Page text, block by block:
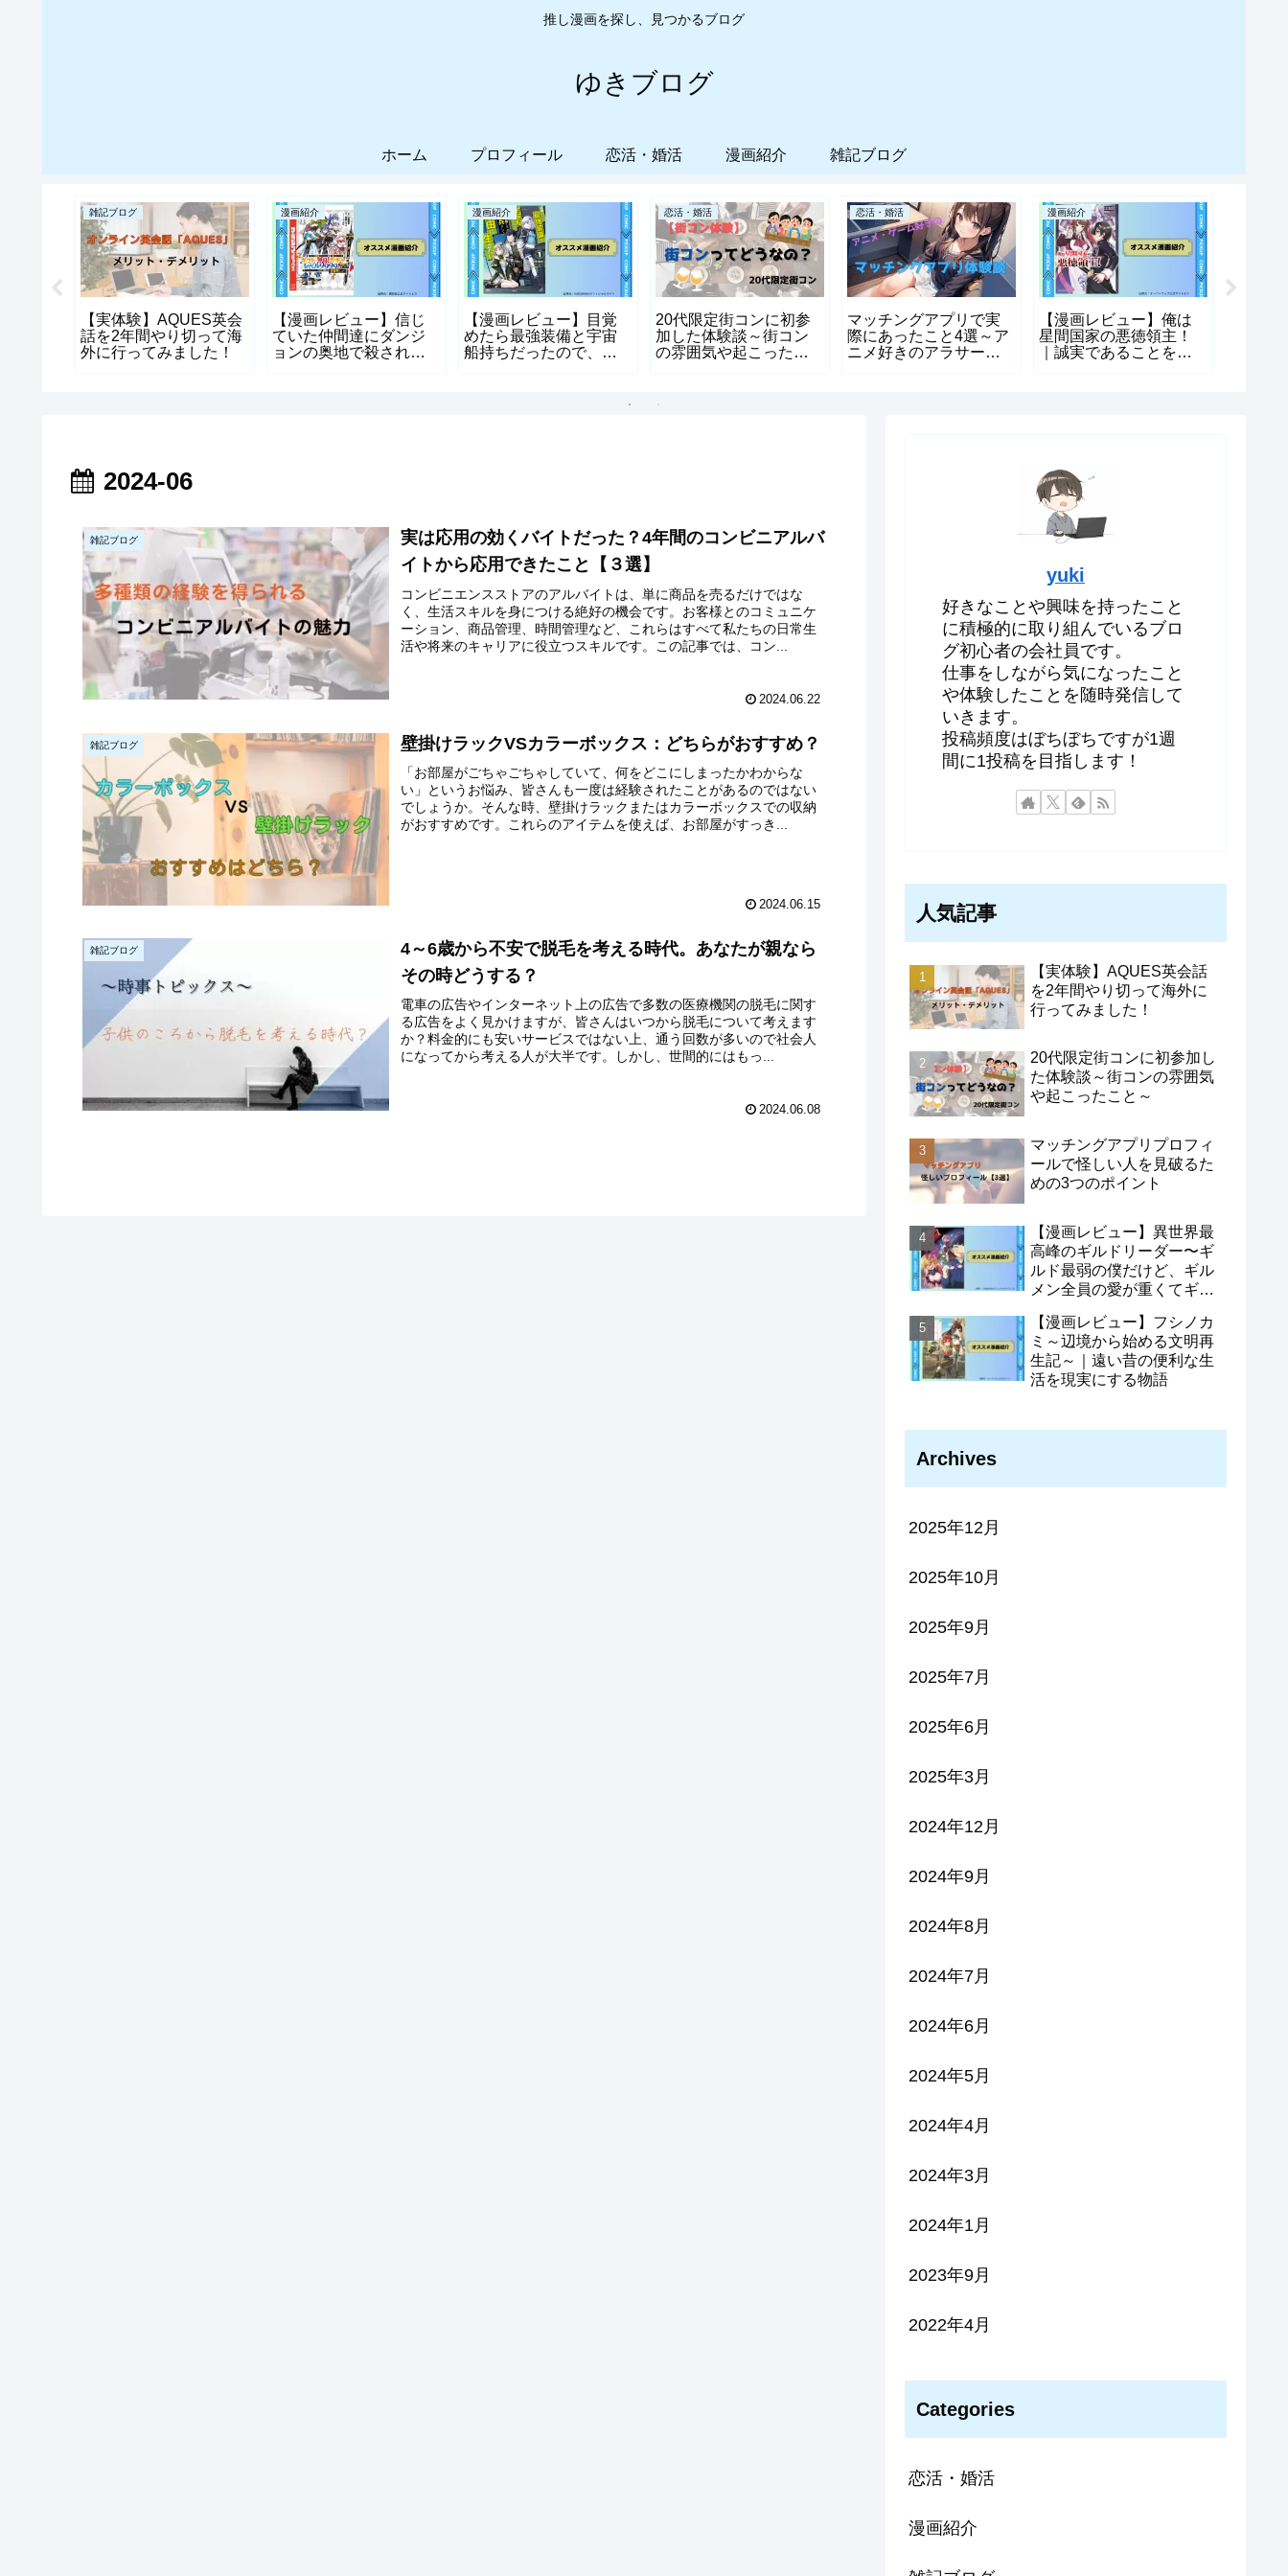
推し漫画を探し、見つかるブログ
ゆきブログ
ホーム プロフィール 恋活・婚活 漫画紹介 雑記ブログ
雑記ブログ
【実体験】AQUES英会
話を2年間やり切って海
外に行ってみました！
漫画紹介
【漫画レビュー】信じ
ていた仲間達にダンジ
ョンの奥地で殺されか
漫画紹介
【漫画レビュー】目覚
めたら最強装備と宇宙
船持ちだったので、一
恋活・婚活
20代限定街コンに初参
加した体験談～街コン
の雰囲気や起こったこ
恋活・婚活
マッチングアプリで実
際にあったこと4選～ア
ニメ好きのアラサー男
漫画紹介
【漫画レビュー】俺は
星間国家の悪徳領主！
｜誠実であることを捨
2024-06
雑記ブログ
実は応用の効くバイトだった？4年間のコンビニアルバ
イトから応用できたこと【３選】
コンビニエンスストアのアルバイトは、単に商品を売るだけではな
く、生活スキルを身につける絶好の機会です。お客様とのコミュニケ
ーション、商品管理、時間管理など、これらはすべて私たちの日常生
活や将来のキャリアに役立つスキルです。この記事では、コン...
2024.06.22
雑記ブログ 壁掛けラックVSカラーボックス：どちらがおすすめ？
「お部屋がごちゃごちゃしていて、何をどこにしまったかわからな
い」というお悩み、皆さんも一度は経験されたことがあるのではない
でしょうか。そんな時、壁掛けラックまたはカラーボックスでの収納
がおすすめです。これらのアイテムを使えば、お部屋がすっき...
2024.06.15
雑記ブログ
4～6歳から不安で脱毛を考える時代。あなたが親なら
その時どうする？
電車の広告やインターネット上の広告で多数の医療機関の脱毛に関す
る広告をよく見かけますが、皆さんはいつから脱毛について考えます
か？料金的にも安いサービスではない上、通う回数が多いので社会人
になってから考える人が大半です。しかし、世間的にはもっ...
2024.06.08
yuki
好きなことや興味を持ったこと
に積極的に取り組んでいるブロ
グ初心者の会社員です。
仕事をしながら気になったこと
や体験したことを随時発信して
いきます。
投稿頻度はぼちぼちですが1週
間に1投稿を目指します！
人気記事
【実体験】AQUES英会話
を2年間やり切って海外に
行ってみました！
20代限定街コンに初参加し
た体験談～街コンの雰囲気
や起こったこと～
マッチングアプリプロフィ
ールで怪しい人を見破るた
めの3つのポイント
【漫画レビュー】異世界最
高峰のギルドリーダー〜ギ
ルド最弱の僕だけど、ギル
メン全員の愛が重くてギル
ルメン全員がヤンデレ化さ
せた主人公の物語
【漫画レビュー】フシノカ
ミ～辺境から始める文明再
生記～｜遠い昔の便利な生
活を現実にする物語
Archives
2025年12月
2025年10月
2025年9月
2025年7月
2025年6月
2025年3月
2024年12月
2024年9月
2024年8月
2024年7月
2024年6月
2024年5月
2024年4月
2024年3月
2024年1月
2023年9月
2022年4月
Categories
恋活・婚活
漫画紹介